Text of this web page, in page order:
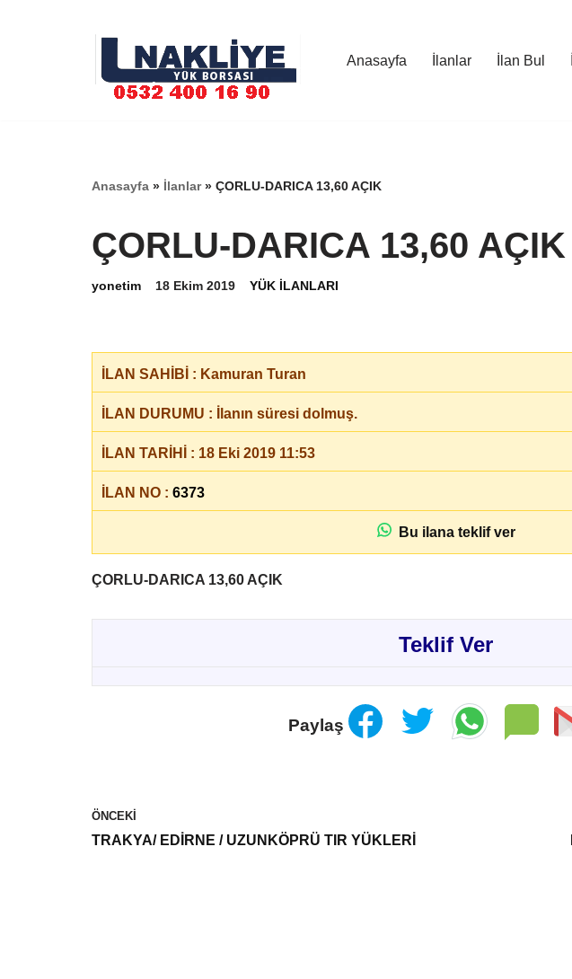
Anasayfa İlanlar İlan Bul
Anasayfa » İlanlar» ÇORLU-DARICA 13,60 AÇIK
ÇORLU-DARICA 13,60 AÇIK
yonetim 18 Ekim 2019 YÜK İLANLARI
İLAN SAHİBİ : Kamuran Turan
İLAN DURUMU : İlanın süresi dolmuş.
İLAN TARİHİ : 18 Eki 2019 11:53
İLAN NO : 6373
Bu ilana teklif ver
ÇORLU-DARICA 13,60 AÇIK
Teklif Ver
Paylaş
ÖNCEKI
TRAKYA/ EDİRNE / UZUNKÖPRÜ TIR YÜKLERİ